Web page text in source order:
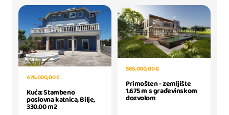
475.000,00 €
Kuća: Stambeno
poslovna katnica, Bilje,
330.00 m2
565.000,00 €
Primošten - zemljište
1.675 m s građevinskom
dozvolom